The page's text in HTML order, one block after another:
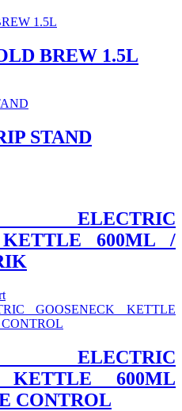
BREW 1.5L
STAND
ELECTRIC
KETTLE 600ML /
ELECTRIC
KETTLE 600ML
CONTROL